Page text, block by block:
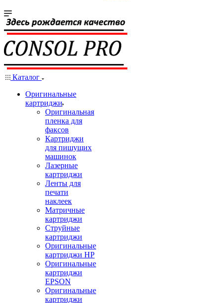
Каталог
Оригинальные
картриджи
Оригинальная
пленка для
факсов
Картриджи
для пишущих
машинок
Лазерные
картриджи
Ленты для
печати
наклеек
Матричные
картриджи
Струйные
картриджи
Оригинальные
картриджи HP
Оригинальные
картриджи
EPSON
Оригинальные
картриджи